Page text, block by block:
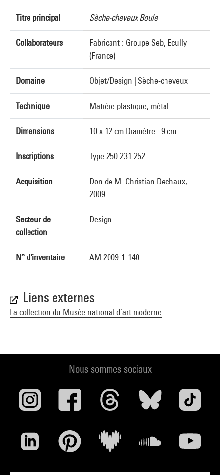
Titre principal Sèche-cheveux Boule
Collaborateurs
Fabricant : Groupe Seb, Ecully
(France)
Domaine Objet/Design Sèche-cheveux
Technique Matière plastique, métal
Dimensions 10 x 12 cm Diamètre : 9 cm
Inscriptions Type 250 231 252
Acquisition
Don de M. Christian Dechaux,
2009
Secteur de
collection
Design
N° d'inventaire AM 2009-1-140
Liens externes
La collection du Musée national d’art moderne
Nous sommes sociaux